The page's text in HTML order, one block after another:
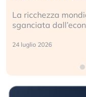
La ricchezza
sganciata
24 luglio 2026